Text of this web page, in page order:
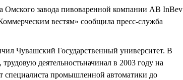
Омского завода пивоваренной компании AB InBev
вестям» сообщила пресс-служба
Чувашский Государственный университет. В
деятельностьначинал в 2003 году на
специалиста промышленной автоматики до